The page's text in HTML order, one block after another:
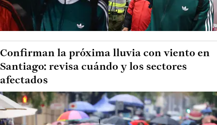
Confirman la próxima lluvia con viento en
Santiago: revisa cuándo y los sectores
afectados